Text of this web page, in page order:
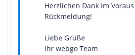
Herzlichen Dank im
Rückmeldung!
Liebe Grüße
Ihr webgo Team